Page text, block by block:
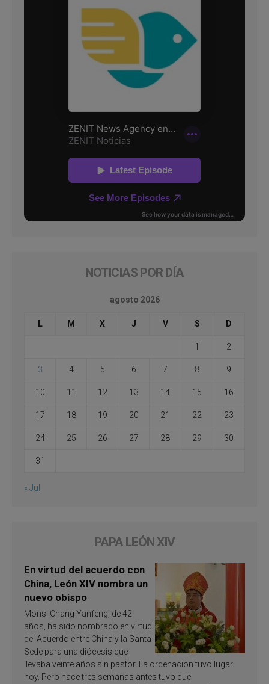
NOTICIAS POR DÍA
agosto 2026
L M X J V S D
1 2
3 4 5 6 7 8 9
10 11 12 13 14 15 16
17 18 19 20 21 22 23
24 25 26 27 28 29 30
31
« Jul
PAPA LEÓN XIV
En virtud del acuerdo con
China, León XIV nombra un
nuevo obispo
Mons. Chang Yanfeng, de 42
años, ha sido nombrado en virtud
del Acuerdo entre China y la Santa
Sede para una diócesis que
llevaba veinte años sin pastor. La ordenación tuvo lugar
hoy. Pero hace tres semanas antes tuvo que